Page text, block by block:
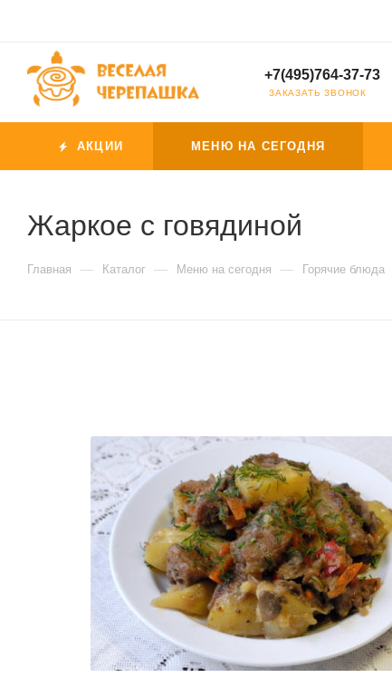
+7(495)764-37-73
ЗАКАЗАТЬ ЗВОНОК
АКЦИИ МЕНЮ НА СЕГОДНЯ
Жаркое с говядиной
Главная — Каталог — Меню на сегодня — Горячие блюда